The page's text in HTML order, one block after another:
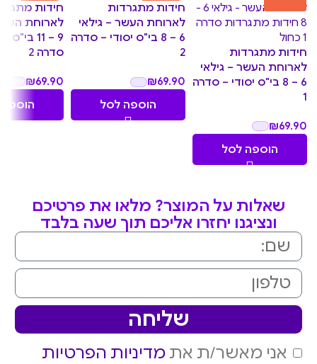
חידות מתגרדות
לארוחת העשר – גילאי
6 – 8 בי"ס יסודי – סדרה
1
₪69.90
הוספה לסל
חידות מתגרדות
לארוחת העשר – גילאי
6 – 8 בי"ס יסודי – סדרה
2
₪69.90
הוספה לסל
חידות
לארוחת
9 – 11
סדרה 2
₪69.90
שאלות על המוצר? מלאו את פרטיכם
ונציגנו יחזרו אליכם תוך שעה בלבד
אני מאשר/ת את מדיניות הפרטיות
שליחה